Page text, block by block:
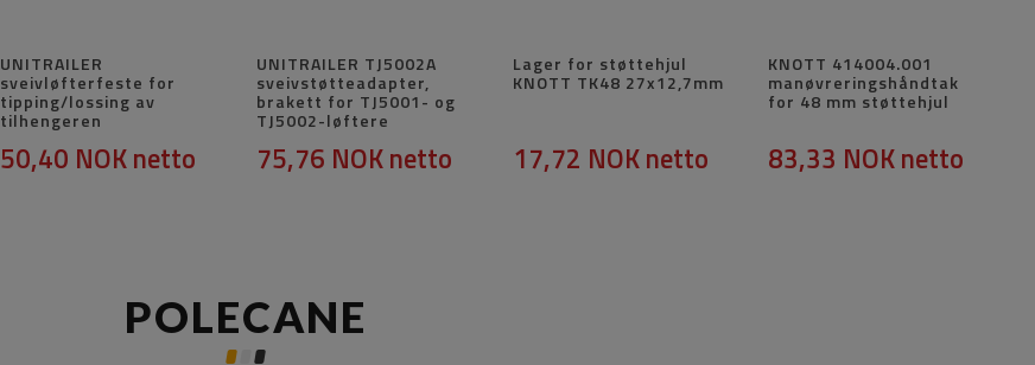
UNITRAILER
sveivløfterfeste for
tipping/lossing av
tilhengeren
50,40 NOKnetto
UNITRAILER TJ5002A
sveivstøtteadapter,
brakett for TJ5001- og
TJ5002-løftere
75,76 NOKnetto
Lager for støttehjul
KNOTT TK48 27x12,7mm
17,72 NOKnetto
KNOTT 414004.001
manøvreringshåndtak
for 48 mm støttehjul
83,33 NOKnetto
POLECANE